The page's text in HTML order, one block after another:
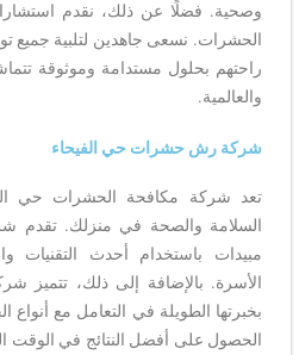
وصحية. فضلًا عن ذلك، نقدم
الحشرات. نسعى جاهدين لتلبية جميع
راحتهم بحلول مستدامة وموثوقة
والعالمية.
شركة رش حشرات حي الفيحاء
تعد شركة مكافحة الحشرات حي
السلامة والصحة في منزلك. تقدم
مبيدات باستخدام أحدث التقنيات
الأسرة. بالإضافة إلى ذلك، تتميز
بخبرتها الطويلة في التعامل مع
الحصول على أفضل النتائج في الوقت